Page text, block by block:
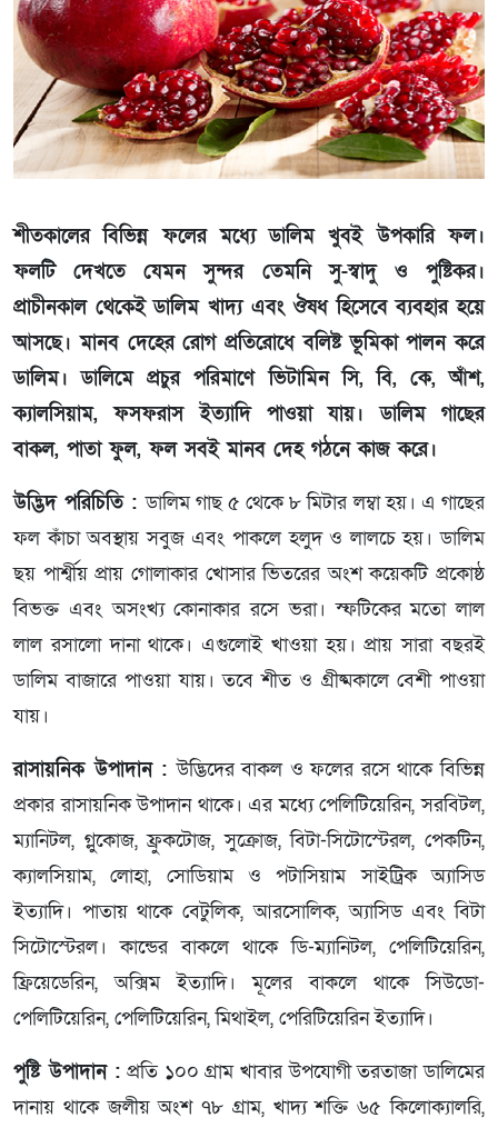
শীতকালের বিভিন্ন ফলের মধ্যে ডালিম খুবই উপকারি ফল।
ফলটি দেখতে যেমন সুন্দর তেমনি সু-স্বাদু ও পুষ্টিকর।
প্রাচীনকাল থেকেই ডালিম খাদ্য এবং ঔষধ হিসেবে ব্যবহার হয়ে
আসছে। মানব দেহের রোগ প্রতিরোধে বলিষ্ট ভূমিকা পালন করে
ডালিম। ডালিমে প্রচুর পরিমাণে ভিটামিন সি, বি, কে, আঁশ,
ক্যালসিয়াম, ফসফরাস ইত্যাদি পাওয়া যায়। ডালিম গাছের
বাকল, পাতা ফুল, ফল সবই মানব দেহ গঠনে কাজ করে।
উদ্ভিদ পরিচিতি :ডালিম গাছ ৫ থেকে ৮ মিটার লম্বা হয়। এ গাছের
ফল কাঁচা অবস্থায় সবুজ এবং পাকলে হলুদ ও লালচে হয়। ডালিম
ছয় পার্শ্বীয় প্রায় গোলাকার খোসার ভিতরের অংশ কয়েকটি প্রকোষ্ঠ
বিভক্ত এবং অসংখ্য কোনাকার রসে ভরা। স্ফটিকের মতো লাল
লাল রসালো দানা থাকে। এগুলোই খাওয়া হয়। প্রায় সারা বছরই
ডালিম বাজারে পাওয়া যায়। তবে শীত ও গ্রীষ্মকালে বেশী পাওয়া
যায়।
রাসায়নিক উপাদান :উদ্ভিদের বাকল ও ফলের রসে থাকে বিভিন্ন
প্রকার রাসায়নিক উপাদান থাকে। এর মধ্যে পেলিটিয়েরিন, সরবিটল,
ম্যানিটল, গ্লুকোজ, ফ্রুকটোজ, সুক্রোজ, বিটা-সিটোস্টেরল, পেকটিন,
ক্যালসিয়াম, লোহা, সোডিয়াম ও পটাসিয়াম সাইট্রিক অ্যাসিড
ইত্যাদি। পাতায় থাকে বেটুলিক, আরসোলিক, অ্যাসিড এবং বিটা
সিটোস্টেরল। কান্ডের বাকলে থাকে ডি-ম্যানিটল, পেলিটিয়েরিন,
ফ্রিয়েডেরিন, অক্সিম ইত্যাদি। মূলের বাকলে থাকে সিউডো-
পেলিটিয়েরিন, পেলিটিয়েরিন, মিথাইল, পেরিটিয়েরিন ইত্যাদি।
পুষ্টি উপাদান : প্রতি ১০০ গ্রাম খাবার উপযোগী তরতাজা ডালিমের
দানায় থাকে জলীয় অংশ ৭৮ গ্রাম, খাদ্য শক্তি ৬৫ কিলোক্যালরি,